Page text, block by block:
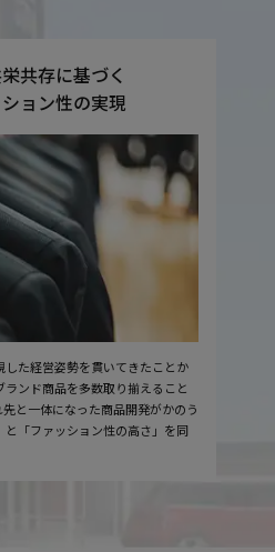
共存に基づく
ョン性の実現
た経営姿勢を貫いてきたことか
ンド商品を多数取り揃えること
と一体になった商品開発がかのう
「ファッション性の高さ」を同